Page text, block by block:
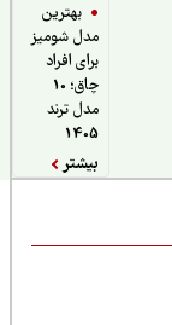
بهترین
مدل شومیز
برای افراد
چاق؛ 10
مدل ترند